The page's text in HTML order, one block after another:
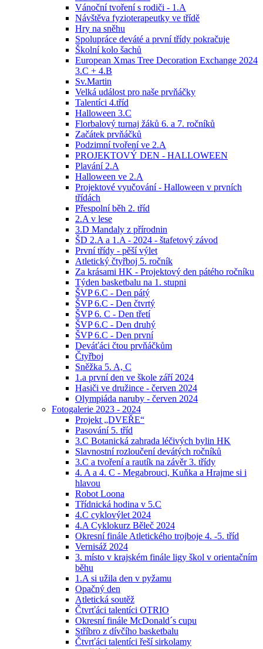
Vánoční tvoření s rodiči - 1.A
Návštěva fyzioterapeutky ve třídě
Hry na sněhu
Spolupráce deváté a první třídy pokračuje
Školní kolo šachů
European Xmas Tree Decoration Exchange 2024
3.C + 4.B
Sv.Martin
Velká událost pro naše prvňáčky
Talentíci 4.tříd
Halloween 3.C
Florbalový turnaj žáků 6. a 7. ročníků
Začátek prvňáčků
Podzimní tvoření ve 2.A
PROJEKTOVÝ DEN - HALLOWEEN
Plavání 2.A
Halloween ve 2.A
Projektové vyučování - Halloween v prvních
třídách
Přespolní běh 2. tříd
2.A v lese
3.D Mandaly z přírodnin
ŠD 2.A a 1.A - 2024 - štafetový závod
První třídy - pěší výlet
Atletický čtyřboj 5. ročník
Za krásami HK - Projektový den pátého ročníku
Týden basketbalu na 1. stupni
ŠVP 6.C - Den pátý
ŠVP 6.C - Den čtvrtý
ŠVP 6. C - Den třetí
ŠVP 6.C - Den druhý
ŠVP 6.C - Den první
Deváťáci čtou prvňáčkům
Čtyřboj
Sněžka 5. A, C
1.a první den ve škole září 2024
Hasiči ve družince - červen 2024
Olympiáda naruby - červen 2024
Fotogalerie 2023 - 2024
Projekt „DVEŘE“
Pasování 5. tříd
3.C Botanická zahrada léčivých bylin HK
Slavnostní rozloučení devátých ročníků
3.C a tvoření a rautík na závěr 3. třídy
4. A a 4. C - Megabrouci, Kuňka a Hrajme si i
hlavou
Robot Loona
Třídnická hodina v 5.C
4.C cyklovýlet 2024
4.A Cyklokurz Běleč 2024
Okresní finále Atletického trojboje 4. -5. tříd
Vernisáž 2024
3. místo v krajském finále ligy škol v orientačním
běhu
1.A si užila den v pyžamu
Opačný den
Atletická soutěž
Čtvrťáci talentíci OTRIO
Okresní finále McDonald´s cupu
Stříbro z dívčího basketbalu
Čtvrťáci talentíci řeší sirkolamy